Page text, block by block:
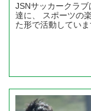
JSNサッカークラ
達に、 スポーツの
た形で活動してい